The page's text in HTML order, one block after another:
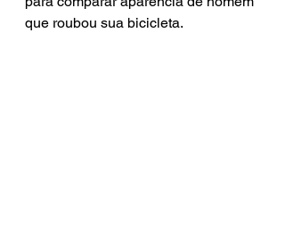
que roubou sua bicicleta.